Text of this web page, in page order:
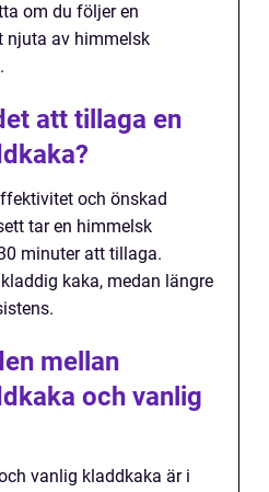
om du följer en
njuta av himmelsk
att tillaga en
och önskad
tar en himmelsk
minuter att tillaga.
kaka, medan längre
mellan
och vanlig
vanlig kladdkaka är i